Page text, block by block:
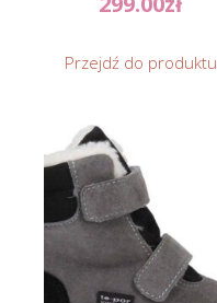
Przejdź do produktu